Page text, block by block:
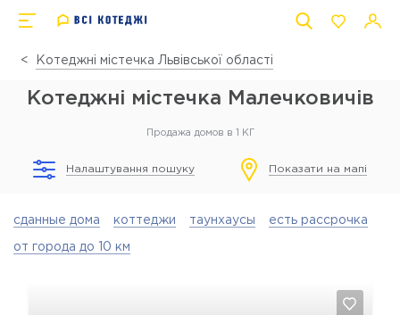
Котеджні містечка Львівської області
Котеджні містечка Малечковичів
Продажа домов в 1 КГ
Налаштування пошуку Показати на мапі
сданные дома коттеджи таунхаусы есть рассрочка
от города до 10 км